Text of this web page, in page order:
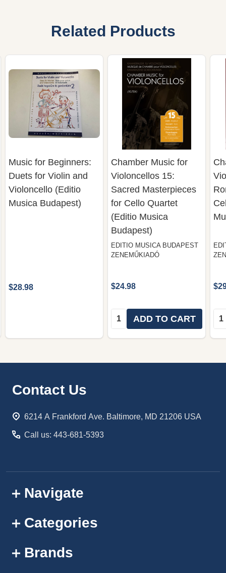
Related Products
Music for Beginners:
Duets for Violin and
Violoncello (Editio
Musica Budapest)
$28.98
Chamber Music for
Violoncellos 15:
Sacred Masterpieces
for Cello Quartet
(Editio Musica
Budapest)
EDITIO MUSICA BUDAPEST
ZENEMŰKIADÓ
$24.98
Quantity:ADD TO CART
Footer
Contact Us
6214 A Frankford Ave. Baltimore, MD 21206 USA
Call us: 443-681-5393
Navigate
Categories
Brands